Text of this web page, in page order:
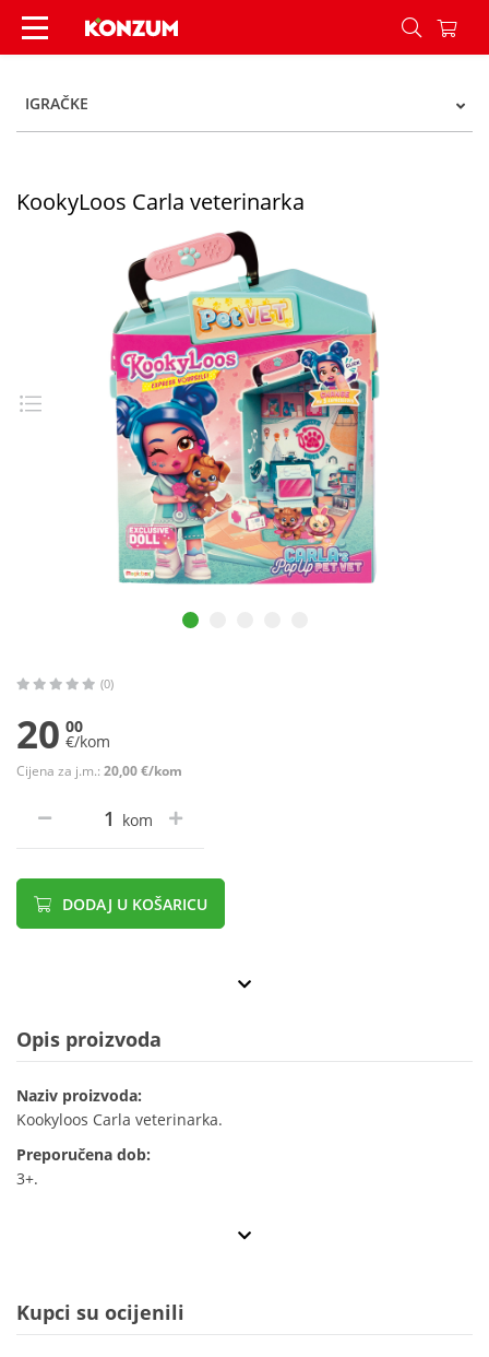
KookyLoos Carla veterinarka - Konzum
IGRAČKE
KookyLoos Carla veterinarka
(0)
20 00
€/kom
Cijena za j.m.: 20,00 €/kom
kom
DODAJ U KOŠARICU
Opis proizvoda
Naziv proizvoda:
Kookyloos Carla veterinarka.
Preporučena dob:
3+.
Kupci su ocijenili